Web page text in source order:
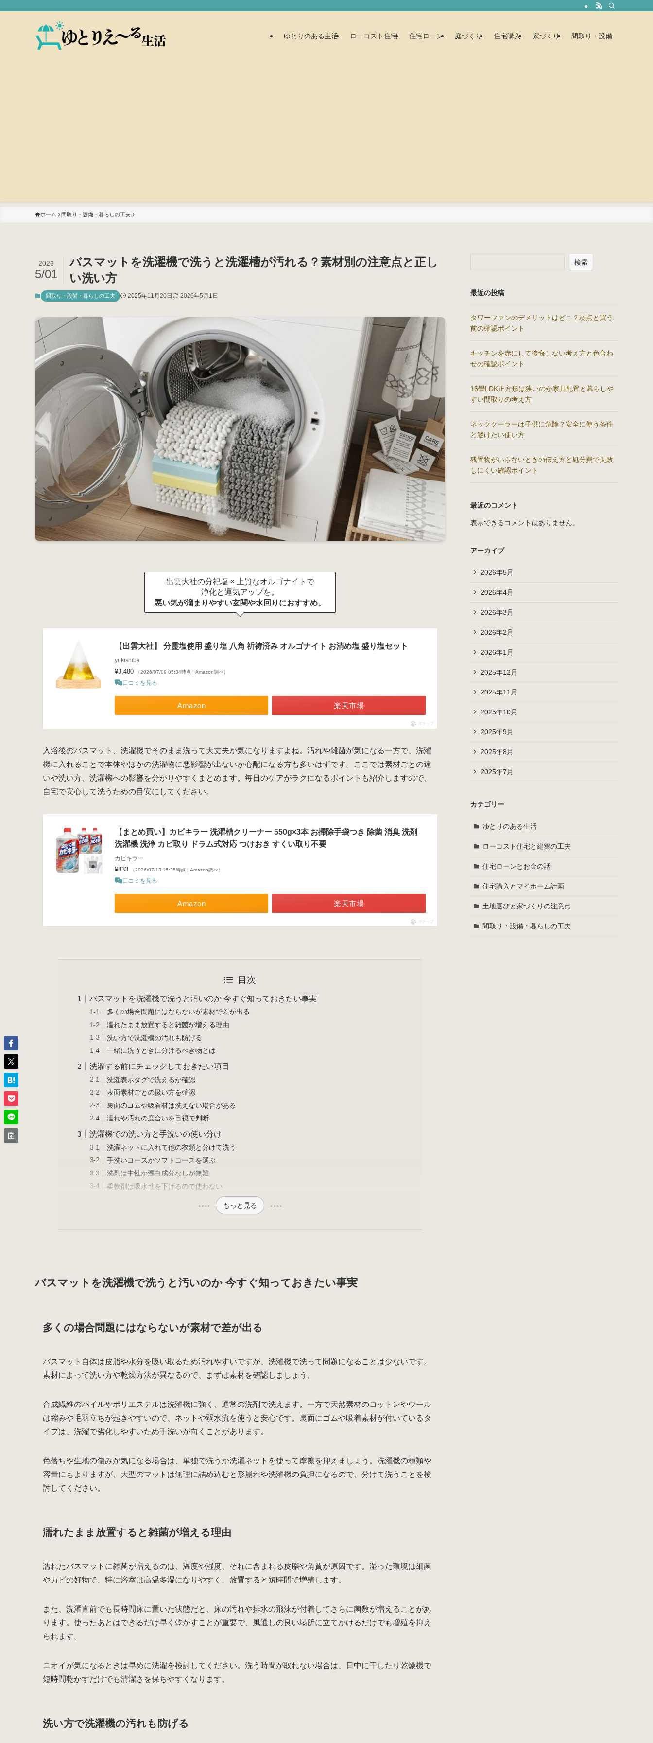
ゆとりのある生活 ローコスト住宅 住宅ローン 庭づくり 住宅購入 家づくり 間取り・設備
ホーム 間取り・設備・暮らしの工夫
バスマットを洗濯機で洗うと洗濯槽が汚れる？素材別の注意点と正し
い洗い方
2026
5/01
間取り・設備・暮らしの工夫 2025年11月20日 2026年5月1日
出雲大社の分祀塩 × 上質なオルゴナイトで
浄化と運気アップを。
悪い気が溜まりやすい玄関や水回りにおすすめ。
【出雲大社】 分霊塩使用 盛り塩 八角 祈祷済み オルゴナイト お清め塩 盛り塩セット
yukishiba
¥3,480 （2026/07/09 05:34時点 | Amazon調べ）
口コミを見る
Amazon 楽天市場
ポチップ
入浴後のバスマット、洗濯機でそのまま洗って大丈夫か気になりますよね。汚れや雑菌が気になる一方で、洗濯
機に入れることで本体やほかの洗濯物に悪影響が出ないか心配になる方も多いはずです。ここでは素材ごとの違
いや洗い方、洗濯機への影響を分かりやすくまとめます。毎日のケアがラクになるポイントも紹介しますので、
自宅で安心して洗うための目安にしてください。
【まとめ買い】カビキラー 洗濯槽クリーナー 550g×3本 お掃除手袋つき 除菌 消臭 洗剤
洗濯機 洗浄 カビ取り ドラム式対応 つけおき すくい取り不要
カビキラー
¥833 （2026/07/13 15:35時点 | Amazon調べ）
口コミを見る
Amazon 楽天市場
ポチップ
目次
バスマットを洗濯機で洗うと汚いのか 今すぐ知っておきたい事実
多くの場合問題にはならないが素材で差が出る
濡れたまま放置すると雑菌が増える理由
洗い方で洗濯機の汚れも防げる
一緒に洗うときに分けるべき物とは
洗濯する前にチェックしておきたい項目
洗濯表示タグで洗えるか確認
表面素材ごとの扱い方を確認
裏面のゴムや吸着材は洗えない場合がある
濡れや汚れの度合いを目視で判断
洗濯機での洗い方と手洗いの使い分け
洗濯ネットに入れて他の衣類と分けて洗う
手洗いコースかソフトコースを選ぶ
洗剤は中性か漂白成分なしが無難
柔軟剤は吸水性を下げるので使わない
もっと見る
バスマットを洗濯機で洗うと汚いのか 今すぐ知っておきたい事実
多くの場合問題にはならないが素材で差が出る
バスマット自体は皮脂や水分を吸い取るため汚れやすいですが、洗濯機で洗って問題になることは少ないです。
素材によって洗い方や乾燥方法が異なるので、まずは素材を確認しましょう。
合成繊維のパイルやポリエステルは洗濯機に強く、通常の洗剤で洗えます。一方で天然素材のコットンやウール
は縮みや毛羽立ちが起きやすいので、ネットや弱水流を使うと安心です。裏面にゴムや吸着素材が付いているタ
イプは、洗濯で劣化しやすいため手洗いが向くことがあります。
色落ちや生地の傷みが気になる場合は、単独で洗うか洗濯ネットを使って摩擦を抑えましょう。洗濯機の種類や
容量にもよりますが、大型のマットは無理に詰め込むと形崩れや洗濯機の負担になるので、分けて洗うことを検
討してください。
濡れたまま放置すると雑菌が増える理由
濡れたバスマットに雑菌が増えるのは、温度や湿度、それに含まれる皮脂や角質が原因です。湿った環境は細菌
やカビの好物で、特に浴室は高温多湿になりやすく、放置すると短時間で増殖します。
また、洗濯直前でも長時間床に置いた状態だと、床の汚れや排水の飛沫が付着してさらに菌数が増えることがあ
ります。使ったあとはできるだけ早く乾かすことが重要で、風通しの良い場所に立てかけるだけでも増殖を抑え
られます。
ニオイが気になるときは早めに洗濯を検討してください。洗う時間が取れない場合は、日中に干したり乾燥機で
短時間乾かすだけでも清潔さを保ちやすくなります。
洗い方で洗濯機の汚れも防げる
検索
最近の投稿
タワーファンのデメリットはどこ？弱点と買う
前の確認ポイント
キッチンを赤にして後悔しない考え方と色合わ
せの確認ポイント
16畳LDK正方形は狭いのか家具配置と暮らしや
すい間取りの考え方
ネッククーラーは子供に危険？安全に使う条件
と避けたい使い方
残置物がいらないときの伝え方と処分費で失敗
しにくい確認ポイント
最近のコメント
表示できるコメントはありません。
アーカイブ
2026年5月
2026年4月
2026年3月
2026年2月
2026年1月
2025年12月
2025年11月
2025年10月
2025年9月
2025年8月
2025年7月
カテゴリー
ゆとりのある生活
ローコスト住宅と建築の工夫
住宅ローンとお金の話
住宅購入とマイホーム計画
土地選びと家づくりの注意点
間取り・設備・暮らしの工夫